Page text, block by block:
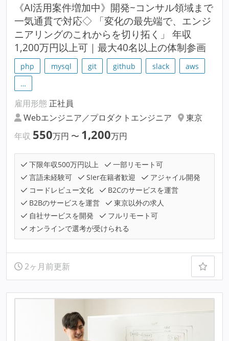
《AI活用案件増加中》開発~コンサル領域まで
一気通貫で対応◇ 「変化の最先端で、エンジ
ニアリングのこれからを切り拓く」 年収
1,200万円以上可｜最大40名以上の体制参画
php mysql git github slack
aws
…
雇用形態 正社員
Webエンジニア／プロダクトエンジニア
東京
年収 550万円 〜 1,200万円
下限年収500万円以上
一部リモート可
言語未経験可
SIer在籍者歓迎
アジャイル開発
コードレビュー文化
B2Cのサービスを運営
B2Bのサービスを運営
東京以外の求人
自社サービスを開発
フルリモート可
オンラインで選考が受けられる
2ヶ月前更新